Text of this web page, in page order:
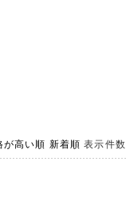
が高い順 新着順 表示件数